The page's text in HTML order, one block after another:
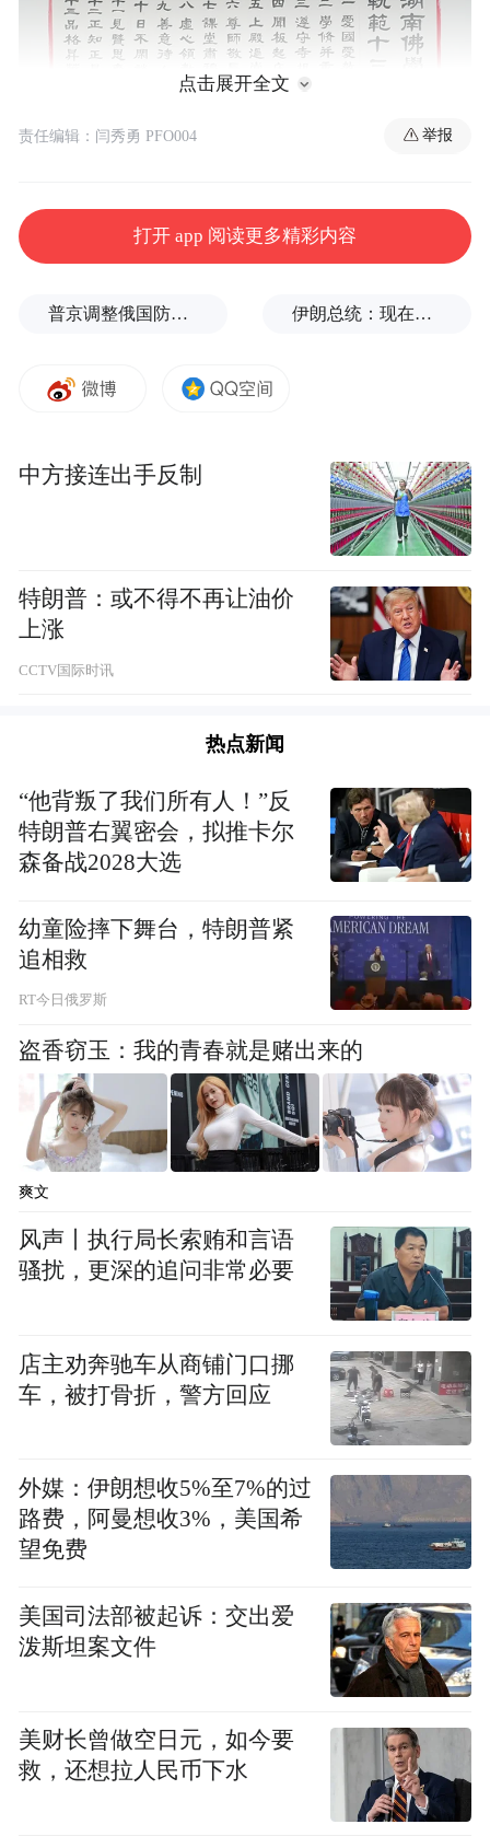
刻感受那段波澜壮阔、艰苦卓绝的抗战岁
眼含热泪，无不为先烈们的英勇无畏和牺牲
大家深刻认识到，抗日战争是中华民族一段
悲壮而辉煌的历史，无数英烈为保卫国家独
立、捍卫民族尊严抛头颅、洒热血。作为佛
教徒，同样秉持爱国爱教的传统，通过此次
此次活动对麓山寺僧众而言，不仅是一次生
动的爱国主义教育，更是一次深刻的思想洗
礼。大家纷纷表示，要铭记历史、珍惜当
下，传承弘扬伟大抗战精神，更加精进于修
行和弘法利生事业，为促进社会和谐、国家
繁荣贡献佛教界的积极力量。
图/文 长沙麓山寺
“特别声明：以上作品内容(包括在内的视频、图片或音
频)为凤凰网旗下自媒体平台“大风号”用户上传并发
布，本平台仅提供信息存储空间服务。
Notice: The content above (including the videos,
pictures and audios if any) is uploaded and posted
by the user of Dafeng Hao, which is a social media
platform and merely provides information storage
点击展开全文
责任编辑：闫秀勇 PFO004 举报
打开 app 阅读更多精彩内容
普京调整俄国防部高层人事布局，重用实战将领削弱“办公室将军” 伊朗总统：现在与最高领袖的联系非常困难
中方接连出手反制
特朗普：或不得不再让油价
上涨
CCTV国际时讯
热点新闻
“他背叛了我们所有人！”反
特朗普右翼密会，拟推卡尔
森备战2028大选
幼童险摔下舞台，特朗普紧
追相救
RT今日俄罗斯
盗香窃玉：我的青春就是赌出来的
爽文
风声丨执行局长索贿和言语
骚扰，更深的追问非常必要
店主劝奔驰车从商铺门口挪
车，被打骨折，警方回应
外媒：伊朗想收5%至7%的过
路费，阿曼想收3%，美国希
望免费
美国司法部被起诉：交出爱
泼斯坦案文件
美财长曾做空日元，如今要
救，还想拉人民币下水